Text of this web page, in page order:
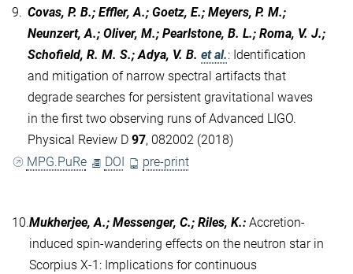
9. Covas, P. B.; Effler, A.; Goetz, E.; Meyers, P. M.;
Neunzert, A.; Oliver, M.; Pearlstone, B. L.; Roma, V. J.;
Schofield, R. M. S.; Adya, V. B. et al.: Identification
and mitigation of narrow spectral artifacts that
degrade searches for persistent gravitational waves
in the first two observing runs of Advanced LIGO.
Physical Review D 97, 082002 (2018)
MPG.PuRe
DOI pre-print
10.Mukherjee, A.; Messenger, C.; Riles, K.: Accretion-
induced spin-wandering effects on the neutron star in
Scorpius X-1: Implications for continuous